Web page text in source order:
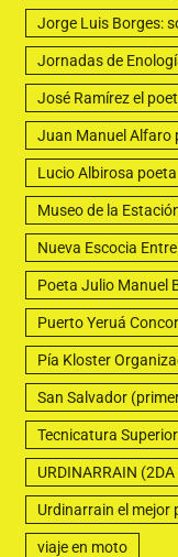
Jorge Luis Borges:
Jornadas de
José Ramírez el
Juan Manuel Alfaro
Lucio Albirosa poeta
Museo de la
Nueva Escocia
Poeta Julio Manuel
Puerto Yeruá
Pía Kloster
San Salvador
Tecnicatura
URDINARRAIN (2DA
Urdinarrain el mejor
viaje en moto